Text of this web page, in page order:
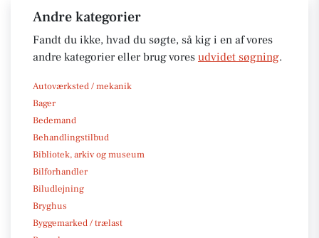
Andre kategorier
Fandt du ikke, hvad du søgte, så kig i en af vores
andre kategorier eller brug vores udvidet søgning.
Autoværksted / mekanik
Bager
Bedemand
Behandlingstilbud
Bibliotek, arkiv og museum
Bilforhandler
Biludlejning
Bryghus
Byggemarked / trælast